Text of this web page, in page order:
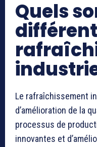
Quels
Le rafraîchissement
d’amélioration de la
processus de
innovantes et